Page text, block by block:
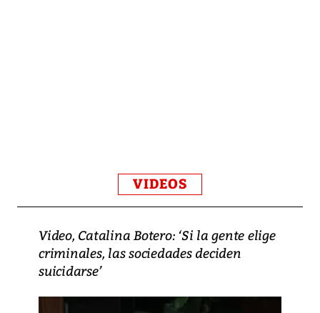
VIDEOS
Video, Catalina Botero: ‘Si la gente elige
criminales, las sociedades deciden
suicidarse’